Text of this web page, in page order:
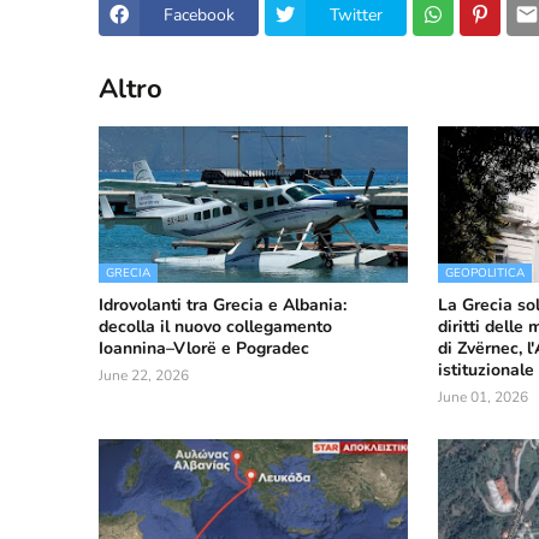
Facebook Twitter
Altro
GRECIA
Idrovolanti tra Grecia e Albania:
decolla il nuovo collegamento
Ioannina–Vlorë e Pogradec
June 22, 2026
GEOPOLITICA
La Grecia
diritti delle
di Zvërnec,
istituzionale
June 01, 2026